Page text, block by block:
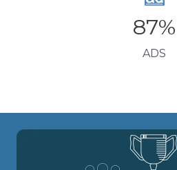
87%
ADS